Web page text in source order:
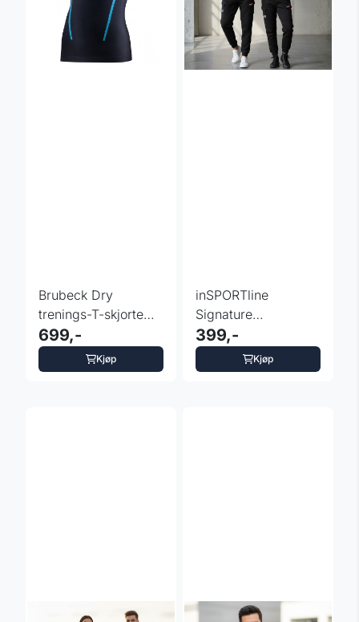
Brubeck Dry
trenings-T-skjorte
herre – kortermet
699,-
Kjøp
inSPORTline
Signature
joggebukse – unisex
cargo
399,-
Kjøp